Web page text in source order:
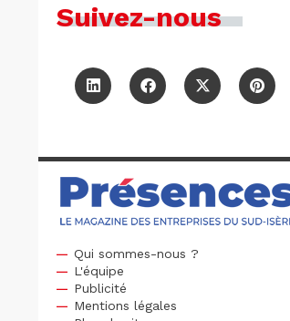
Suivez-nous
Qui sommes-nous ?
L'équipe
Publicité
Mentions légales